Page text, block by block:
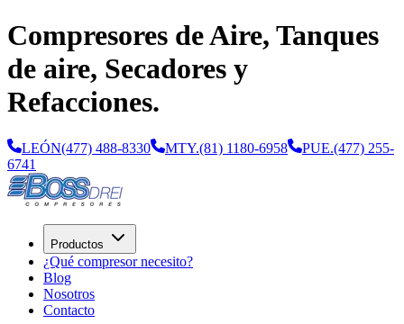
Compresores de Aire, Tanques
de aire, Secadores y
Refacciones.
LEÓN(477) 488-8330 MTY.(81) 1180-6958 PUE.(477) 255-
6741
Productos
¿Qué compresor necesito?
Blog
Nosotros
Contacto